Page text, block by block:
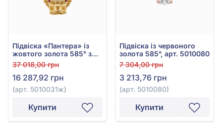
Підвіска «Пантера» із
жовтого золота 585° з
червоним фіанітом/
куб.цирконієм, арт.
5010031ж
37 018,00 грн
16 287,92 грн
(арт. 5010031ж)
Купити
Підвіска із червоного
золота 585°, арт. 5010080
7 304,00 грн
3 213,76 грн
(арт. 5010080)
Купити